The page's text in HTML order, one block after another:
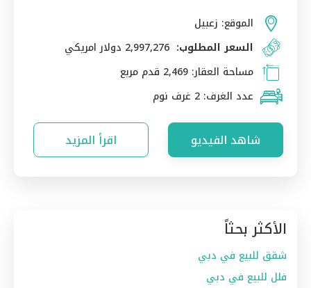
الموقع: زعبيل
السعر المطلوب: 2,997,276 دولار امريكي
مساحة العقار: 2,469 قدم مربع
عدد الغرف: 2 غرف نوم
شاهد الفيديو اقرأ المزيد
الأكثر بحثاً
شقق للبيع في دبي
فلل للبيع في دبي